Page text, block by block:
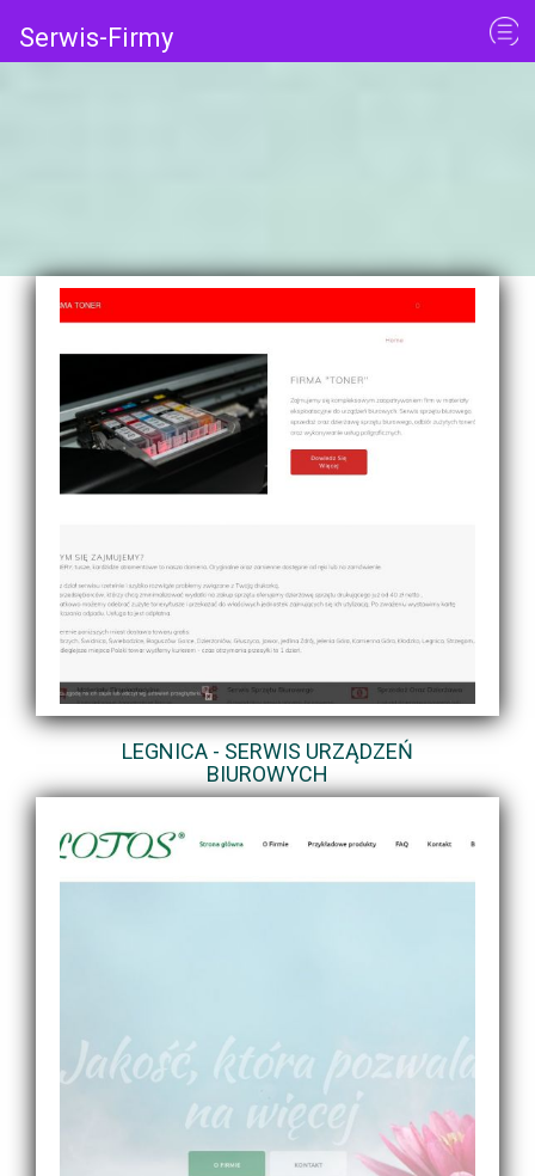
Serwis-Firmy
LEGNICA - SERWIS URZĄDZEŃ
BIUROWYCH